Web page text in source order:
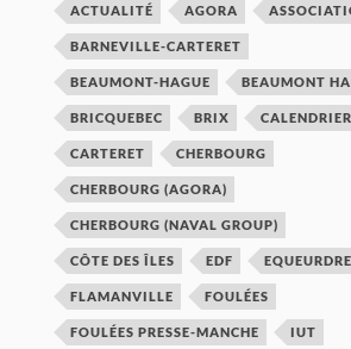
ACTUALITÉ AGORA
BARNEVILLE-CARTERET
BEAUMONT-HAGUE BEAUMONT
BRICQUEBEC BRIX CALENDRIER
CARTERET CHERBOURG
CHERBOURG (AGORA)
CHERBOURG (NAVAL GROUP)
CÔTE DES ÎLES EDF
FLAMANVILLE FOULÉES
FOULÉES PRESSE-MANCHE IUT